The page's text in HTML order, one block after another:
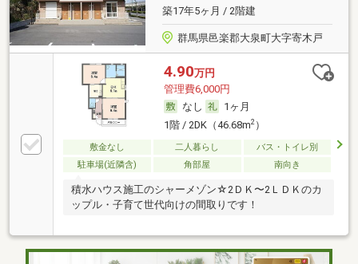
築17年5ヶ月 / 2階建
群馬県邑楽郡大泉町大字寄木戸
4.90万円
管理費6,000円
なし
1ヶ月
1階 / 2DK（46.68m2）
敷金なし 二人暮らし
バス・トイレ別
駐車場(近隣含)
角部屋 南向き
積水ハウス施工のシャーメゾン☆2ＤＫ〜2ＬＤＫのカ
ップル・子育て世代向けの間取りです！